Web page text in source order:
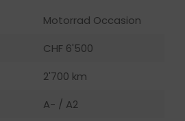
Motorrad Occasion
CHF 6'500
2'700 km
A- / A2